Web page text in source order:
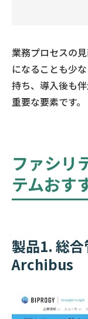
業務プロセスの
になることも少
持ち、導入後も
重要な要素です。
ファシリ
テムおす
製品1. 総合
Archibus